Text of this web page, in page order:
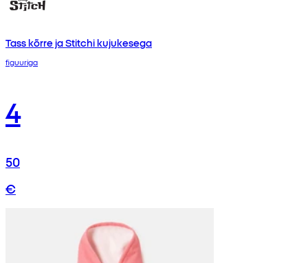
Tass kõrre ja Stitchi kujukesega
figuuriga
4
50
€